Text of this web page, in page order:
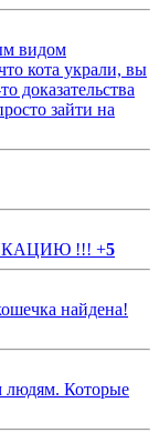
видом
кота украли, вы
доказательства
зайти на
!!! +5
найдена!
людям. Которые